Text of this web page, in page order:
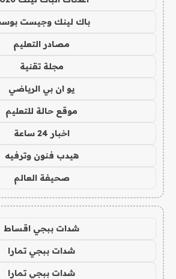
باك لينك وجيست
مصادر التعليم
مجلة تقنية
يو ان بي الرياضي
موقع حالة للتعليم
اخبار 24 ساعة
هيدب فنون وترفيه
صحيفة العالم
شدات ببجي اقساط
شدات ببجي تمارا
شدات ببجي تمارا